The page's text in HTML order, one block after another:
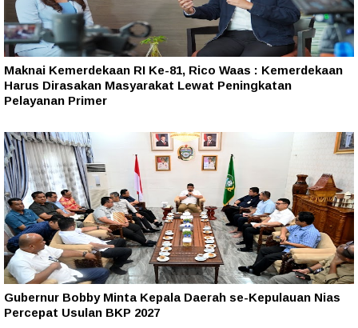
Maknai Kemerdekaan RI Ke-81, Rico Waas : Kemerdekaan
Harus Dirasakan Masyarakat Lewat Peningkatan
Pelayanan Primer
Gubernur Bobby Minta Kepala Daerah se-Kepulauan Nias
Percepat Usulan BKP 2027